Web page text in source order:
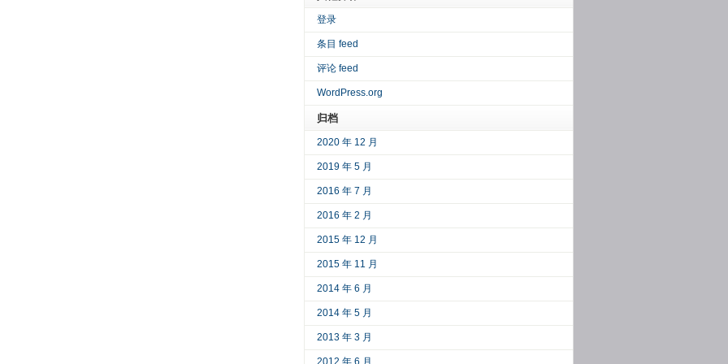
登录
条目 feed
评论 feed
WordPress.org
归档
2020 年 12 月
2019 年 5 月
2016 年 7 月
2016 年 2 月
2015 年 12 月
2015 年 11 月
2014 年 6 月
2014 年 5 月
2013 年 3 月
2012 年 6 月